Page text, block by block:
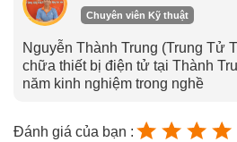
Chuyên viên Kỹ thuật
Nguyễn Thành Trung (Trung Tử
chữa thiết bị điện tử tại Thành
năm kinh nghiệm trong nghề
Đánh giá của bạn :